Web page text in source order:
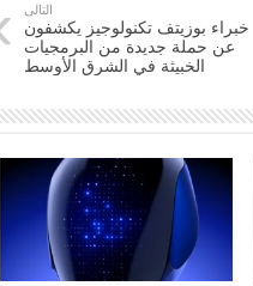
التالى
خبراء بوزيتف تكنولوجيز يكشفون
عن حملة جديدة من البرمجيات
الخبيثة في الشرق الأوسط